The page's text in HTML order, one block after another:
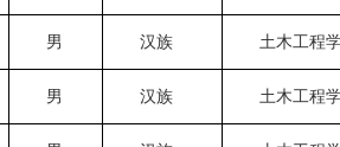
男 汉族 土木工程
男 汉族 土木工程